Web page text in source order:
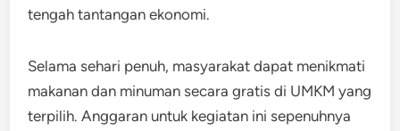
tengah tantangan ekonomi.
Selama sehari penuh, masyarakat dapat menikmati
makanan dan minuman secara gratis di UMKM yang
terpilih. Anggaran untuk kegiatan ini sepenuhnya